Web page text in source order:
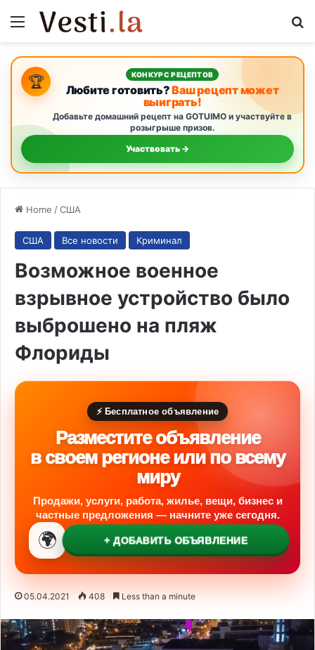
Menu
🏆 КОНКУРС РЕЦЕПТОВ
Любите готовить?Ваш рецепт может
выиграть!
Добавьте домашний рецепт на GOTUIMO и участвуйте в
розыгрыше призов.
Участвовать →
Home /США
США Все новости Криминал
Возможное военное
взрывное устройство было
выброшено на пляж
Флориды
⚡ Бесплатное объявление
Разместите объявление
в своем регионе или по всему
миру
Продажи, услуги, работа, жилье, вещи, бизнес и
частные предложения — начните уже сегодня.
🌍 + ДОБАВИТЬ ОБЪЯВЛЕНИЕ
05.04.2021 408 Less than a minute